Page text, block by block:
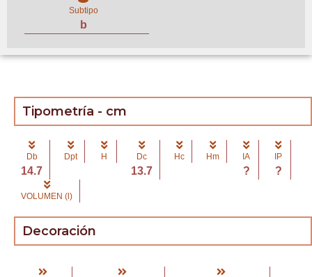
Subtipo
b
Tipometría - cm
Db
14.7
Dpt H Dc
13.7
Hc Hm IA
?
IP
?
VOLUMEN (l)
Decoración